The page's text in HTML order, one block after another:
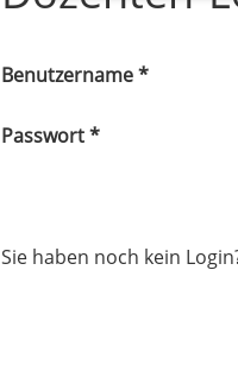
Benutzername *
Passwort *
Sie haben noch kein